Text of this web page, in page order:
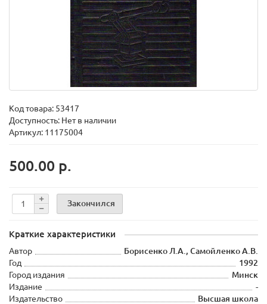
Код товара: 53417
Доступность: Нет в наличии
Артикул: 11175004
500.00 р.
Закончился
Краткие характеристики
Автор
Борисенко Л.А., Самойленко А.В.
Год
1992
Город издания
Минск
Издание
-
Издательство
Высшая школа